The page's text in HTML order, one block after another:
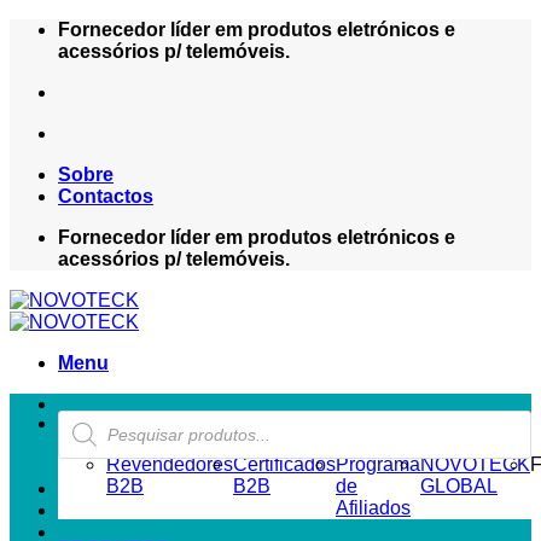
Skip
Fornecedor líder em produtos eletrónicos e
acessórios p/ telemóveis.
Sobre
Contactos
Fornecedor líder em produtos eletrónicos e
acessórios p/ telemóveis.
Menu
Products
search
ZONA REVENDEDOR-B2B
Revendedores
B2B
Certificados
B2B
Programa
de
Afiliados
NOVOTECK
GLOBAL